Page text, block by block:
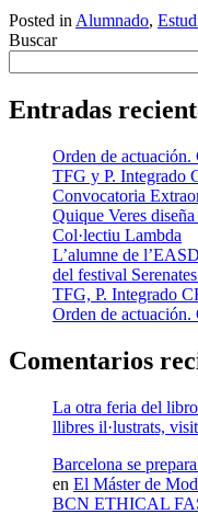
Posted in Alumnado,
Buscar
Entradas
Orden de
TFG y P. Integrado
Convocatoria
Quique Veres
Col·lectiu Lambda
L’alumne de
del festival
TFG, P. Integrado
Orden de
Comentarios
La otra feria del
llibres il·lustrats,
Barcelona se
en El Máster de
BCN ETHICAL